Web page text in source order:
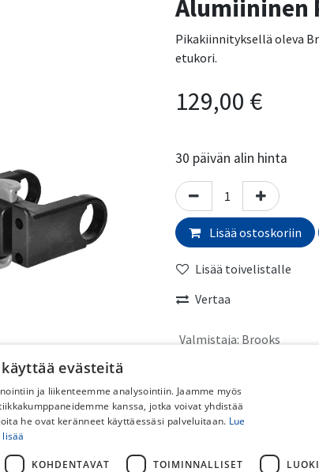
Alumiininen
Pikakiinnityksellä oleva
etukori.
129,00 €
30 päivän alin hinta
Lisää ostoskoriin
Lisää toivelistalle
Vertaa
Valmistaja: Brooks
Toimituskulut:
DB Schenker paketti (ei
evästeitä
ja liikenteemme analysointiin. Jaamme myös
kanssa, jotka voivat yhdistää
he ovat keränneet käyttäessäsi palveluitaan. Lue
lisää
KOHDENTAVAT TOIMINNALLISET